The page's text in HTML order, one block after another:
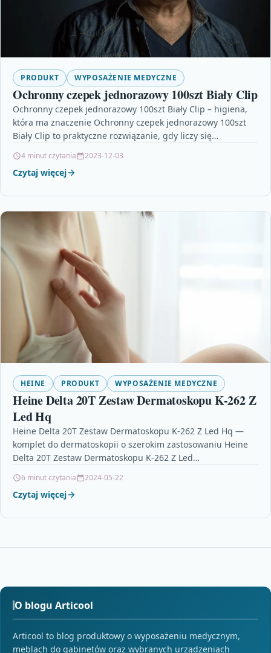
PRODUKT WYPOSAŻENIE MEDYCZNE
Ochronny czepek jednorazowy 100szt Biały Clip
Ochronny czepek jednorazowy 100szt Biały Clip – higiena,
która ma znaczenie Ochronny czepek jednorazowy 100szt
Biały Clip to praktyczne rozwiązanie, gdy liczy się
4 minut czytania 2023-12-03
Czytaj więcej
HEINE PRODUKT WYPOSAŻENIE MEDYCZNE
Heine Delta 20T Zestaw Dermatoskopu K-262 Z
Led Hq
Heine Delta 20T Zestaw Dermatoskopu K-262 Z Led Hq —
komplet do dermatoskopii o szerokim zastosowaniu Heine
Delta 20T Zestaw Dermatoskopu K-262 Z Led…
6 minut czytania 2024-05-22
Czytaj więcej
O blogu Articool
Articool to blog produktowy o wyposażeniu medycznym,
meblach do gabinetów oraz wybranych urządzeniach